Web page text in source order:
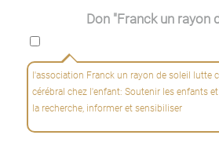
Don "Franck un rayon
l'association Franck un rayon de soleil lutte
cérébral chez l'enfant: Soutenir les enfants
la recherche, informer et sensibiliser